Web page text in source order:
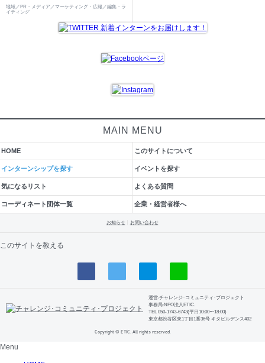
地域／PR・メディア／マーケティング・広報／編集・ラ
イティング
MAIN MENU
HOME このサイトについて
インターンシップを探す イベントを探す
気になるリスト よくある質問
コーディネート団体一覧 企業・経営者様へ
お知らせ お問い合わせ
このサイトを教える
運営:チャレンジ･コミュニティ･プロジェクト
事務局:NPO法人ETIC.
TEL 050-1743-6743(平日10:00〜18:00)
東京都渋谷区東1丁目1番36号 キタビルデンス402
Copyright © ETIC. All rights reserved.
Menu